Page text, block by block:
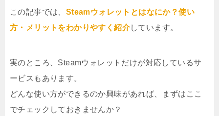
この記事では、 Steamウォレットとはなにか？使い
方・メリットをわかりやすく紹介しています。
実のところ、Steamウォレットだけが対応しているサ
ービスもあります。
どんな使い方ができるのか興味があれば、まずはここ
でチェックしておきませんか？